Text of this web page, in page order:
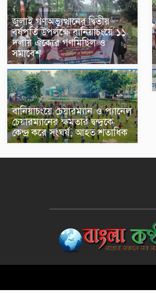
জুলাই গণঅভ্যুত্থানের দ্বিতীয়
বর্ষপূর্তি উপলক্ষে বানিয়াচংয়ে ১১
দলীয় ঐক্যের গণমিছিল ও
সমাবেশ
বানিয়াচংয়ে চেয়ারম্যান ও প্যানেল
চেয়ারম্যানের ক্ষমতার দ্বন্দ্বকে
কেন্দ্র করে সংঘর্ষ, আহত শতাধিক